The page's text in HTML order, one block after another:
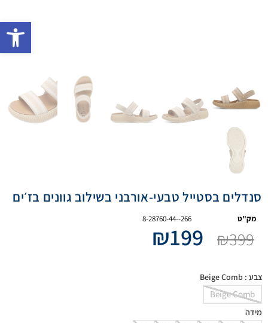
סנדלים בסטייל טבעי-אורבני בשילוב גוונים בז׳ים
מק"ט 8-28760-44--266
₪399
₪199
צבע : Beige Comb
Beige Comb
מידה